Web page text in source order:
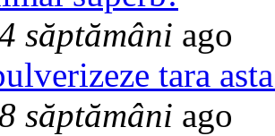
săptămâni ago
tara
săptămâni ago